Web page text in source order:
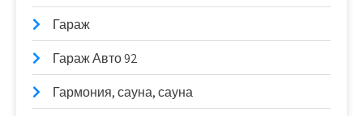
Гараж
Гараж Авто 92
Гармония, сауна, сауна